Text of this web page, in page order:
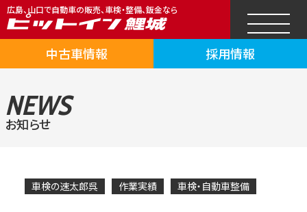
広島、山口で自動車の販売、車検・整備、鈑金なら
中古車情報 採用情報
NEWS
お知らせ
車検の速太郎呉 作業実績 車検・自動車整備